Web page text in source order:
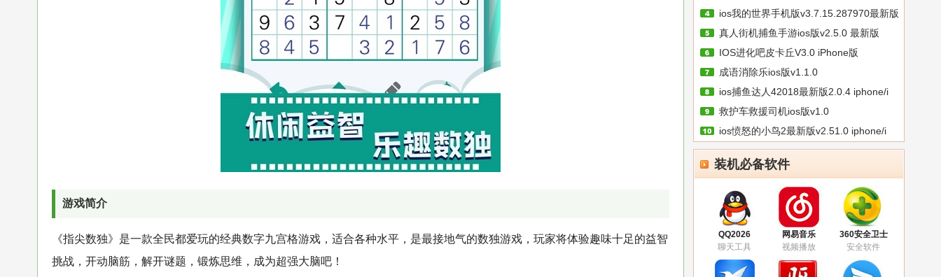
ios我的世界手机版v3.7.15.287970最新版
真人街机捕鱼手游ios版v2.5.0 最新版
IOS进化吧皮卡丘V3.0 iPhone版
成语消除乐ios版v1.1.0
ios捕鱼达人42018最新版2.0.4 iphone/i
救护车救援司机ios版v1.0
ios愤怒的小鸟2最新版v2.51.0 iphone/i
装机必备软件
QQ2026
聊天工具
网易音乐
视频播放
360安全卫士
安全软件
游戏简介
《指尖数独》是一款全民都爱玩的经典数字九宫格游戏，适合各种水平，是最接地气的数独游戏，玩家将体验趣味十足的益智
挑战，开动脑筋，解开谜题，锻炼思维，成为超强大脑吧！